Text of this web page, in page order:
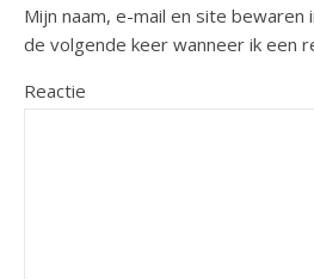
Mijn naam, e-mail en site
de volgende keer wanneer ik een
Reactie